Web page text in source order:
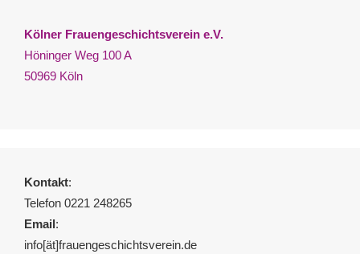
Kölner Frauengeschichtsverein e.V.
Höninger Weg 100 A
50969 Köln
Kontakt:
Telefon 0221 248265
Email:
info[ät]frauengeschichtsverein.de